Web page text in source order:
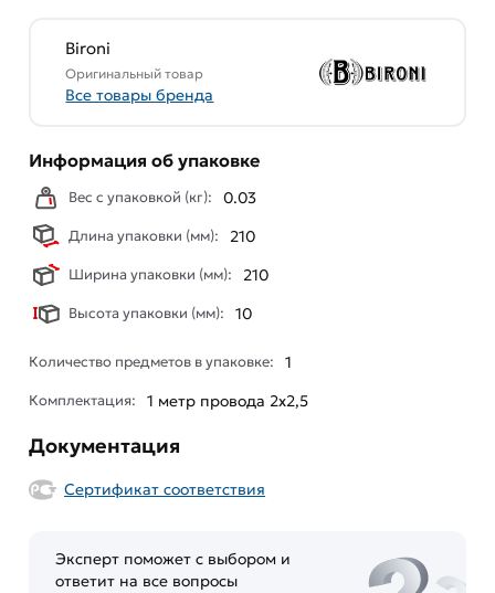
Bironi
Оригинальный товар
Все товары бренда
Информация об упаковке
Вес с упаковкой (кг): 0.03
Длина упаковки (мм): 210
Ширина упаковки (мм): 210
Высота упаковки (мм): 10
Количество предметов в упаковке: 1
Комплектация: 1 метр провода 2х2,5
Документация
Сертификат соответствия
Эксперт поможет с выбором и
ответит на все вопросы